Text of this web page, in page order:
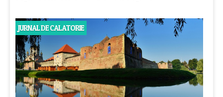
JURNAL DE CALATORIE